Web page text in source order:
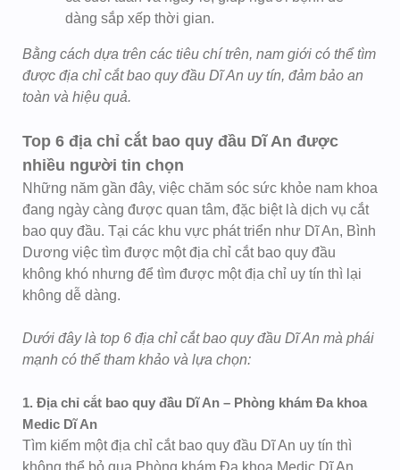
dàng sắp xếp thời gian.
Bằng cách dựa trên các tiêu chí trên, nam giới có thể tìm
được địa chỉ cắt bao quy đầu Dĩ An uy tín, đảm bảo an
toàn và hiệu quả.
Top 6 địa chỉ cắt bao quy đầu Dĩ An được
nhiều người tin chọn
Những năm gần đây, việc chăm sóc sức khỏe nam khoa
đang ngày càng được quan tâm, đặc biệt là dịch vụ cắt
bao quy đầu. Tại các khu vực phát triển như Dĩ An, Bình
Dương việc tìm được một địa chỉ cắt bao quy đầu
không khó nhưng để tìm được một địa chỉ uy tín thì lại
không dễ dàng.
Dưới đây là top 6 địa chỉ cắt bao quy đầu Dĩ An mà phái
mạnh có thể tham khảo và lựa chọn:
1. Địa chỉ cắt bao quy đầu Dĩ An – Phòng khám Đa khoa
Medic Dĩ An
Tìm kiếm một địa chỉ cắt bao quy đầu Dĩ An uy tín thì
không thể bỏ qua Phòng khám Đa khoa Medic Dĩ An.